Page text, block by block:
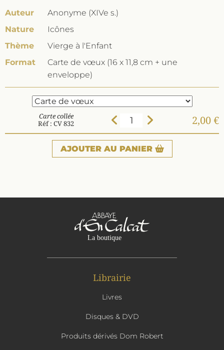
Auteur
Anonyme (XIVe s.)
Nature
Icônes
Thème
Vierge à l'Enfant
Format
Carte de vœux (16 x 11,8 cm + une
enveloppe)
Carte collée
Réf : CV 832
2,00 €
AJOUTER AU PANIER
Librairie
Livres
Disques & DVD
Produits dérivés Dom Robert